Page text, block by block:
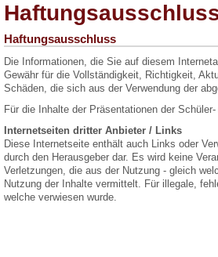
Haftungsausschluss
Die Informationen, die Sie auf diesem
Gewähr für die Vollständigkeit, Richtigkeit,
Schäden, die sich aus der Verwendung der
Für die Inhalte der Präsentationen der
Internetseiten dritter Anbieter / Links
Diese Internetseite enthält auch Links oder
durch den Herausgeber dar. Es wird keine
Verletzungen, die aus der Nutzung - gleich
Nutzung der Inhalte vermittelt. Für illegale,
welche verwiesen wurde.